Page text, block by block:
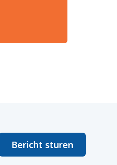
Bericht sturen